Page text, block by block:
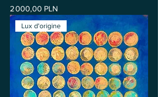
Prix
2 000,00 PLN
Lux d'origine